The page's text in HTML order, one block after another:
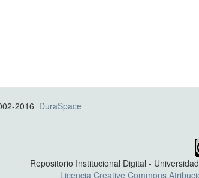
2016 DuraSpace
Repositorio Institucional Digital -
Licencia Creative Commons